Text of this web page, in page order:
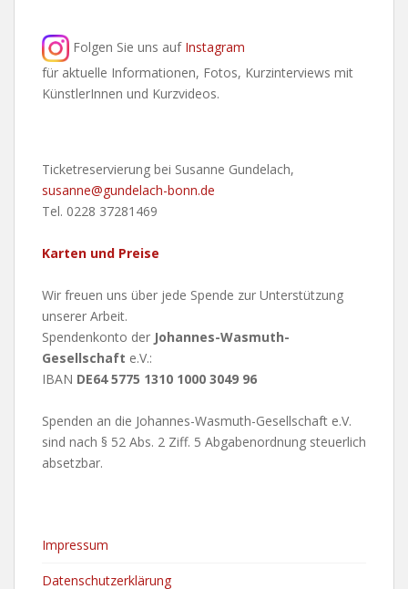
Folgen Sie uns auf Instagram
für aktuelle Informationen, Fotos, Kurzinterviews mit
KünstlerInnen und Kurzvideos.
Ticketreservierung bei Susanne Gundelach,
susanne@gundelach-bonn.de
Tel. 0228 37281469
Karten und Preise
Wir freuen uns über jede Spende zur Unterstützung
unserer Arbeit.
Spendenkonto der Johannes-Wasmuth-
Gesellschaft e.V.:
IBAN DE64 5775 1310 1000 3049 96
Spenden an die Johannes-Wasmuth-Gesellschaft e.V.
sind nach § 52 Abs. 2 Ziff. 5 Abgabenordnung steuerlich
absetzbar.
Impressum
Datenschutzerklärung